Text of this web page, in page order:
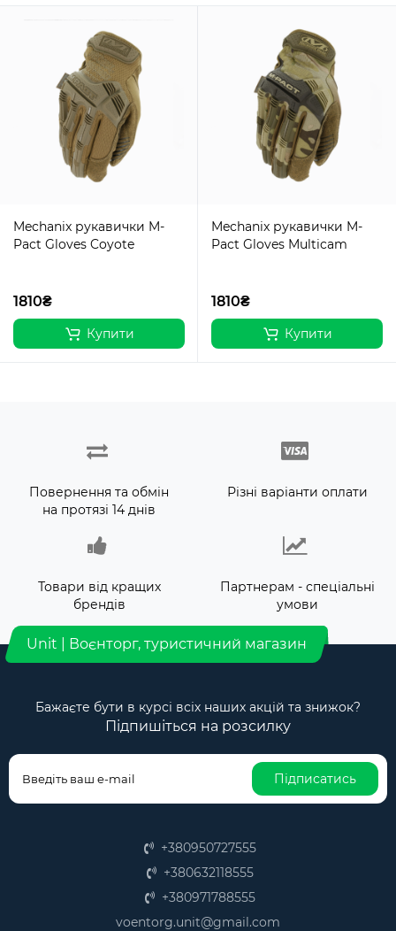
Mechanix рукавички M-
Pact Gloves Coyote
1810₴
Купити
Mechanix рукавички M-
Pact Gloves Multicam
1810₴
Купити
Повернення та обмін
на протязі 14 днів
Різні варіанти оплати
Товари від кращих
брендів
Партнерам - спеціальні
умови
Unit | Воєнторг, туристичний магазин
Бажаєте бути в курсі всіх наших акцій та знижок?
Підпишіться на розсилку
Підписатись
+380950727555
+380632118555
+380971788555
voentorg.unit@gmail.com